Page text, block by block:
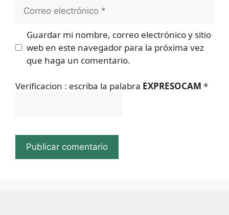
electrónico
Guardar mi nombre, correo electrónico y sitio
web en este navegador para la próxima vez
que haga un comentario.
Verificacion : escriba la palabra EXPRESOCAM *